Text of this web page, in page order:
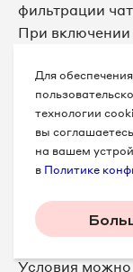
Для
технологии
вы
на вашем
в Политике
фильтрации
При включении
параметрам:
Сайт
Канал
Тег
Источник
Условия